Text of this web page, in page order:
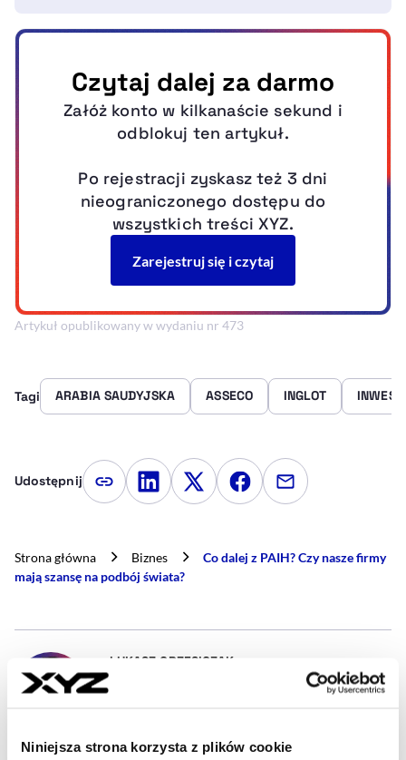
Niniejsza strona korzysta z plików cookie
Artykuł opublikowany w wydaniu nr 473
Tagi ARABIA SAUDYJSKA ASSECO INGLOT
Udostępnij Kopiuj link artykułu
Udostępnij na LinkedIn
Udostępnij na Twitterze
Udostępnij na
Udostępnij
Strona główna Biznes
Co dalej z PAIH? Czy nasze firmy
mają szansę na podbój świata?
ŁUKASZ GRZESICZAK- AUTOR ARTYKUŁU - PROFIL
W wolnym czasie: rower, badminton i Bratysława.